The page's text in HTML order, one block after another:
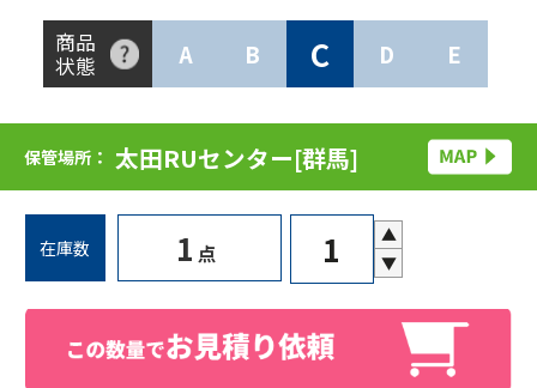
商品
状態
A B C D E
保管場所： 太田RUセンター[群馬]
在庫数 1 点
▲
▼